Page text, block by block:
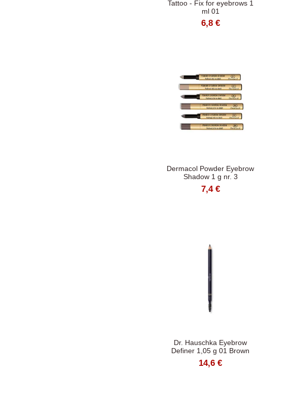
Tattoo - Fix for eyebrows 1
ml 01
6,8 €
Dermacol Powder Eyebrow
Shadow 1 g nr. 3
7,4 €
Dr. Hauschka Eyebrow
Definer 1,05 g 01 Brown
14,6 €